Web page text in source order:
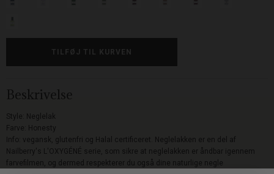
Beskrivelse
Style: Neglelak
Farve: Honesty
Info: vegansk, glutenfri og Halal certificeret. Neglelakken er en del af
Nailberry's L'OXYGÉNÉ serie, som sikre at neglelakken er åndbar igennem
farvefilmen, og dermed respekterer du også dine naturlige negle